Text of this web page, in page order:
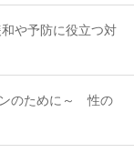
や予防に役立つ対
ンのために～ 性の